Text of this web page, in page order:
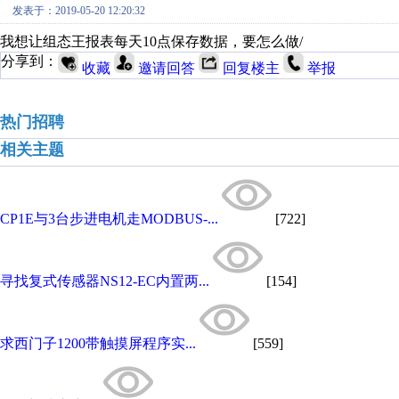
发表于：2019-05-20 12:20:32
我想让组态王报表每天10点保存数据，要怎么做/
分享到：
收藏 邀请回答 回复楼主 举报
热门招聘
相关主题
CP1E与3台步进电机走MODBUS-... [722]
寻找复式传感器NS12-EC内置两... [154]
求西门子1200带触摸屏程序实... [559]